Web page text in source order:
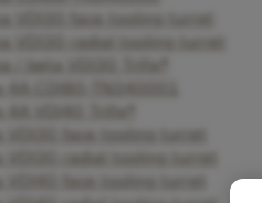
VDI30 face tooling turret
VDI30 radial tooling turret
/ beta VDI30 Trifix®
4A CDI80-TN340001
4A VDI40 Trifix®
VDI30 face tooling turret
VDI30 radial tooling turret
VDI40 face tooling turret